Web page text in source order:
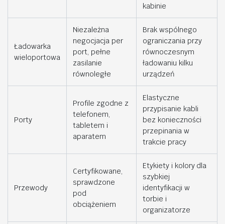
kabinie
Ładowarka
wieloportowa
Niezależna
negocjacja per
port, pełne
zasilanie
równoległe
Brak wspólnego
ograniczania przy
równoczesnym
ładowaniu kilku
urządzeń
Porty
Profile zgodne z
telefonem,
tabletem i
aparatem
Elastyczne
przypisanie kabli
bez konieczności
przepinania w
trakcie pracy
Przewody
Certyfikowane,
sprawdzone
pod
obciążeniem
Etykiety i kolory dla
szybkiej
identyfikacji w
torbie i
organizatorze